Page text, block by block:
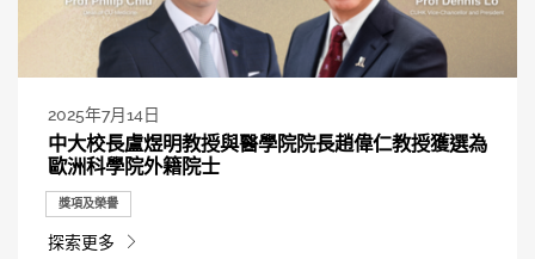
2025年7月14日
中大校長盧煜明教授與醫學院院長趙偉仁教授獲選為
歐洲科學院外籍院士
獎項及榮譽
探索更多